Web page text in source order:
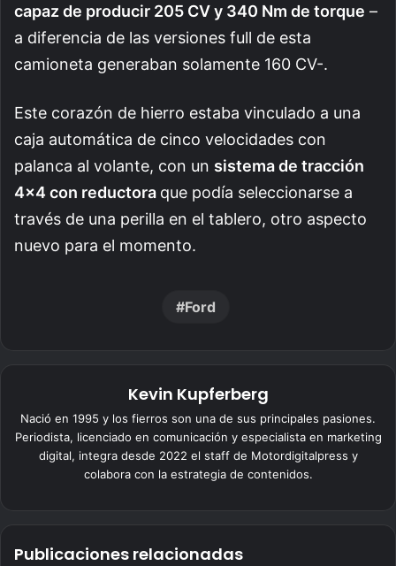
capaz de producir 205 CV y 340 Nm de torque –
a diferencia de las versiones full de esta
camioneta generaban solamente 160 CV-.
Este corazón de hierro estaba vinculado a una
caja automática de cinco velocidades con
palanca al volante, con un sistema de tracción
4×4 con reductora que podía seleccionarse a
través de una perilla en el tablero, otro aspecto
nuevo para el momento.
Ford
Kevin Kupferberg
Nació en 1995 y los fierros son una de sus principales pasiones.
Periodista, licenciado en comunicación y especialista en marketing
digital, integra desde 2022 el staff de Motordigitalpress y
colabora con la estrategia de contenidos.
Publicaciones relacionadas